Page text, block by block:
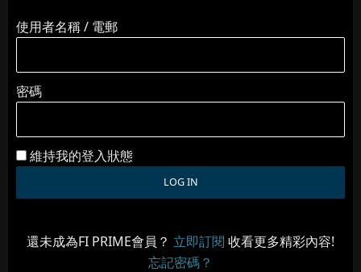
使用者名稱 / 電郵
密碼
維持我的登入狀態
還未成為FI PRIME會員？ 立即訂閱 收看更多精彩內容!
忘記密碼？